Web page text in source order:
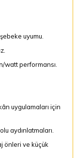
uyumu.
watt performansı.
uygulamaları için
aydınlatmaları.
önleri ve küçük